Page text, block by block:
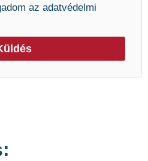
az adatvédelmi